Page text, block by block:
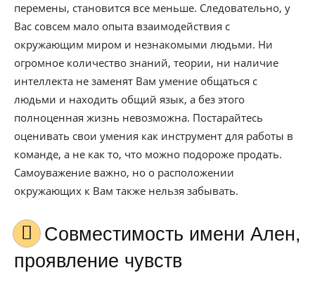
перемены, становится все меньше. Следовательно, у
Вас совсем мало опыта взаимодействия с
окружающим миром и незнакомыми людьми. Ни
огромное количество знаний, теории, ни наличие
интеллекта не заменят Вам умение общаться с
людьми и находить общий язык, а без этого
полноценная жизнь невозможна. Постарайтесь
оценивать свои умения как инструмент для работы в
команде, а не как то, что можно подороже продать.
Самоуважение важно, но о расположении
окружающих к Вам также нельзя забывать.
Совместимость имени Ален,
проявление чувств